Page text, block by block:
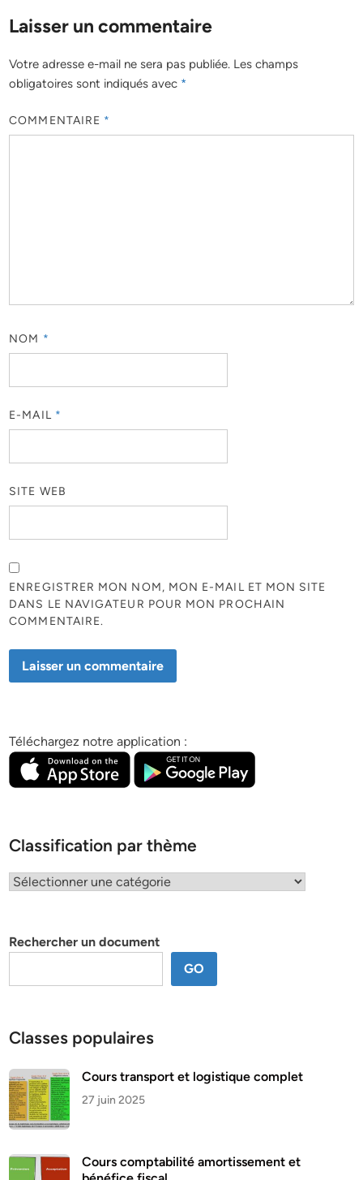
Laisser un commentaire
Votre adresse e-mail ne sera pas publiée. Les champs
obligatoires sont indiqués avec *
COMMENTAIRE *
NOM *
E-MAIL *
SITE WEB
ENREGISTRER MON NOM, MON E-MAIL ET MON SITE
DANS LE NAVIGATEUR POUR MON PROCHAIN
COMMENTAIRE.
Téléchargez notre application :
Classification par thème
Classification
Rechercher un document
GO
Classes populaires
Cours transport et logistique complet
27 juin 2025
Cours comptabilité amortissement et